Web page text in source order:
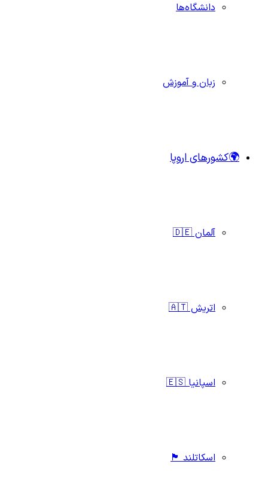
دانشگاه‌ها
زبان و آموزش
🌍کشورهای اروپا
آلمان 🇩🇪
اتریش 🇦🇹
اسپانیا 🇪🇸
اسکاتلند 🏴󠁧󠁢󠁳󠁣󠁴󠁿